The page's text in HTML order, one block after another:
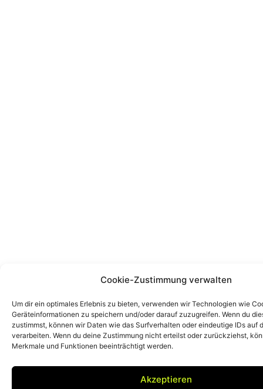
Cookie-Zustimmung verwalten
Um dir ein optimales Erlebnis zu bieten, verwenden wir Technologien wie
Geräteinformationen zu speichern und/oder darauf zuzugreifen. Wenn du
zustimmst, können wir Daten wie das Surfverhalten oder eindeutige IDs auf
verarbeiten. Wenn du deine Zustimmung nicht erteilst oder zurückziehst,
Merkmale und Funktionen beeinträchtigt werden.
Akzeptieren